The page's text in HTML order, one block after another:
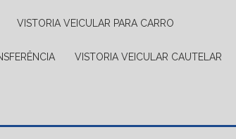
VISTORIA VEICULAR PARA CARRO
VISTORIA VEICULAR CAUTELAR